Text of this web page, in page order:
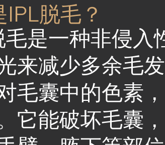
脱毛？
是一种非侵入
来减少多余毛
毛囊中的色素
它能破坏毛囊